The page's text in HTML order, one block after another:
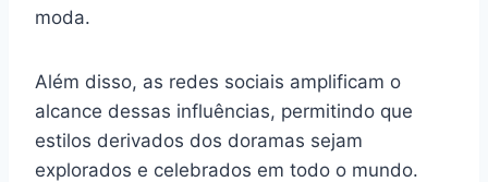
moda.
Além disso, as redes sociais amplificam o
alcance dessas influências, permitindo que
estilos derivados dos doramas sejam
explorados e celebrados em todo o mundo.